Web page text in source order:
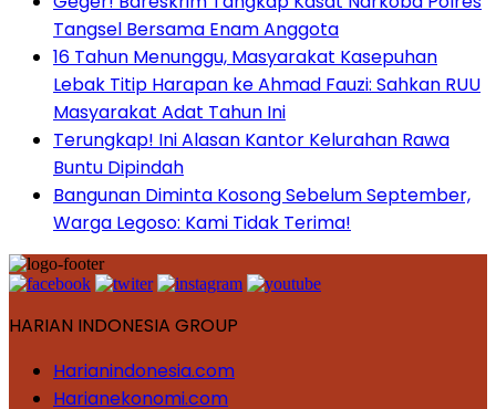
Tangsel Bersama Enam Anggota
16 Tahun Menunggu, Masyarakat Kasepuhan
Lebak Titip Harapan ke Ahmad Fauzi: Sahkan RUU
Masyarakat Adat Tahun Ini
Terungkap! Ini Alasan Kantor Kelurahan Rawa
Buntu Dipindah
Bangunan Diminta Kosong Sebelum September,
Warga Legoso: Kami Tidak Terima!
HARIAN INDONESIA GROUP
Harianindonesia.com
Harianekonomi.com